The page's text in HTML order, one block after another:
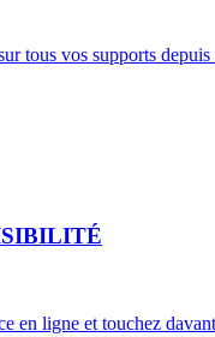
tous vos supports depuis
en ligne et touchez